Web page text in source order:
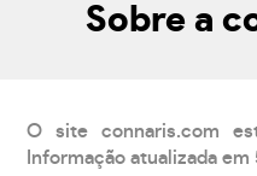
Sobre a
O site connaris.com
Informação atualizada